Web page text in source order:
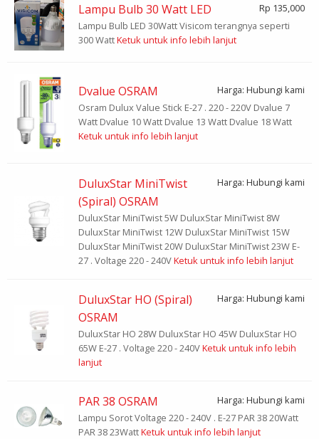
Lampu Bulb 30 Watt LED
Rp 135,000
Lampu Bulb LED 30Watt Visicom terangnya seperti
300 WattKetuk untuk info lebih lanjut
Dvalue OSRAM
Harga: Hubungi kami
Osram Dulux Value Stick E-27 . 220 - 220V Dvalue 7
Watt Dvalue 10 Watt Dvalue 13 Watt Dvalue 18 Watt
Ketuk untuk info lebih lanjut
DuluxStar MiniTwist
(Spiral) OSRAM
Harga: Hubungi kami
DuluxStar MiniTwist 5W DuluxStar MiniTwist 8W
DuluxStar MiniTwist 12W DuluxStar MiniTwist 15W
DuluxStar MiniTwist 20W DuluxStar MiniTwist 23W E-
27 . Voltage 220 - 240VKetuk untuk info lebih lanjut
DuluxStar HO (Spiral)
OSRAM
Harga: Hubungi kami
DuluxStar HO 28W DuluxStar HO 45W DuluxStar HO
65W E-27 . Voltage 220 - 240VKetuk untuk info lebih
lanjut
PAR 38 OSRAM
Harga: Hubungi kami
Lampu Sorot Voltage 220 - 240V . E-27 PAR 38 20Watt
PAR 38 23WattKetuk untuk info lebih lanjut